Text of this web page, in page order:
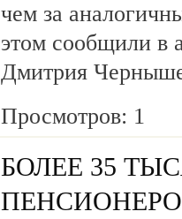
чем за
этом сообщили в
Дмитрия
Просмотров: 1
БОЛЕЕ 35